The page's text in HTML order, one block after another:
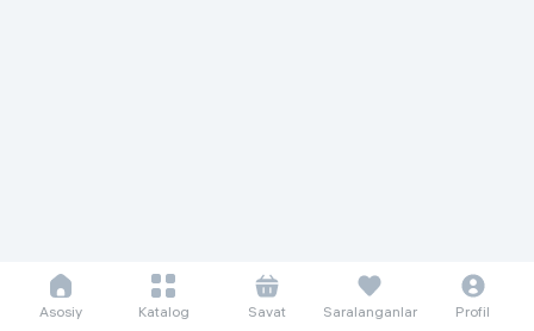
Asosiy Katalog Savat Saralanganlar Profil